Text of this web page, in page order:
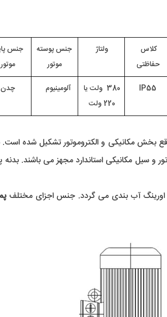
حفاظتی
ولتاژ
موتور
موتور
220 ولت
آلومینیوم چدن
اورینگ آب بندی می گردد. جنس اجزای مختلف